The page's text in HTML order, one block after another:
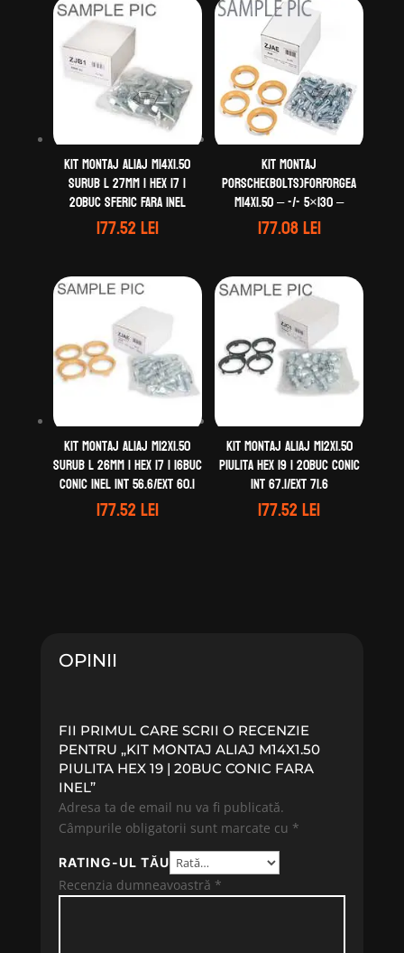
Kit montaj aliaj M14X1.50
Surub L 27mm | Hex 17 |
20buc Sferic Fara Inel
177.52lei
Kit montaj
Porsche(Bolts)forForgeA
M14X1.50 – -/- 5×130 –
177.08lei
Kit montaj aliaj M12X1.50
Surub L 26mm | Hex 17 | 16buc
Conic Inel Int 56.6/Ext 60.1
177.52lei
Kit montaj aliaj M12X1.50
Piulita Hex 19 | 20buc Conic
Int 67.1/Ext 71.6
177.52lei
OPINII
FII PRIMUL CARE SCRII O RECENZIE
PENTRU „KIT MONTAJ ALIAJ M14X1.50
PIULITA HEX 19 | 20BUC CONIC FARA
INEL”
Adresa ta de email nu va fi publicată.
Câmpurile obligatorii sunt marcate cu *
RATING-UL TĂU
Recenzia dumneavoastră *